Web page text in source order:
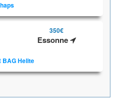
350€
Essonne
BAG Helite